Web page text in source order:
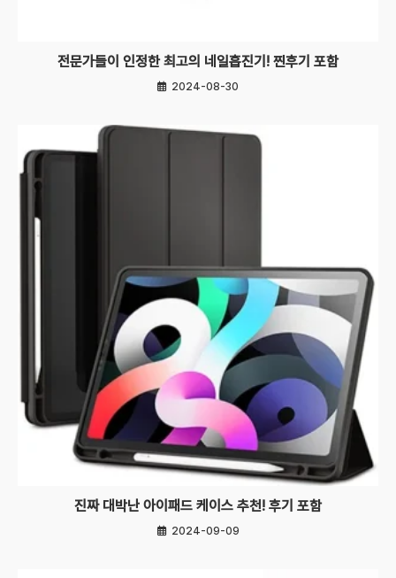
전문가들이 인정한 최고의 네일흡진기! 찐후기 포함
2024-08-30
진짜 대박난 아이패드 케이스 추천! 후기 포함
2024-09-09